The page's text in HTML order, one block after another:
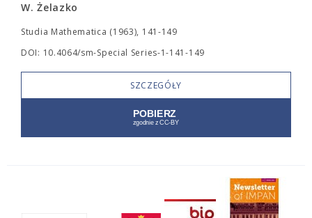
W. Żelazko
Studia Mathematica (1963), 141-149
DOI: 10.4064/sm-Special Series-1-141-149
SZCZEGÓŁY